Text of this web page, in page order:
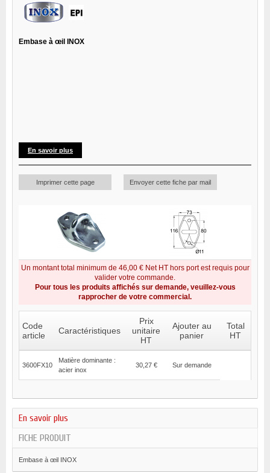
Embase à œil INOX
En savoir plus
Imprimer cette page Envoyer cette fiche par mail
Un montant total minimum de 46,00 € Net HT hors port est requis pour
valider votre commande.
Pour tous les produits affichés sur demande, veuillez-vous
rapprocher de votre commercial.
Code
article
Caractéristiques
Prix
unitaire
HT
Ajouter au
panier
Total
HT
3600FX10
Matière dominante :
acier inox
30,27 € Sur demande
En savoir plus
FICHE PRODUIT
Embase à œil INOX